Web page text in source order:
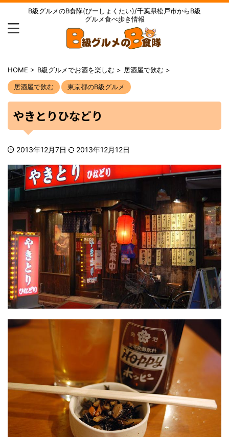
B級グルメのB食隊(びーしょくたい)/千葉県松戸市からB級
グルメ食べ歩き情報
HOME > B級グルメでお酒を楽しむ > 居酒屋で飲む >
居酒屋で飲む 東京都のB級グルメ
やきとりひなどり
2013年12月7日 2013年12月12日